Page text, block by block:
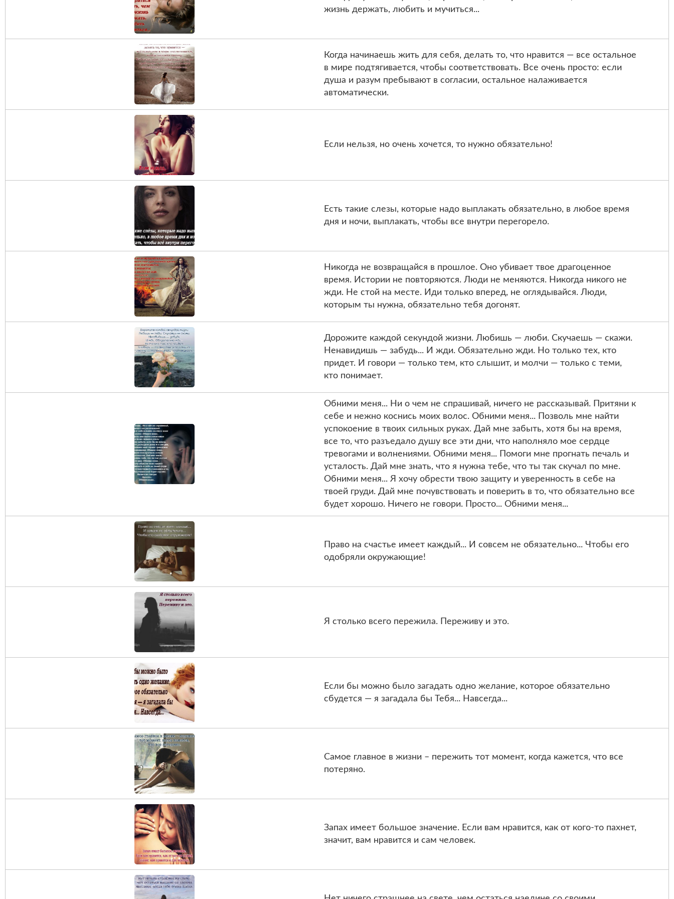
жизнь держать, любить и мучиться...
Когда начинаешь жить для себя, делать то, что нравится — все остальное
в мире подтягивается, чтобы соответствовать. Все очень просто: если
душа и разум пребывают в согласии, остальное налаживается
автоматически.
Если нельзя, но очень хочется, то нужно обязательно!
Есть такие слезы, которые надо выплакать обязательно, в любое время
дня и ночи, выплакать, чтобы все внутри перегорело.
Никогда не возвращайся в прошлое. Оно убивает твое драгоценное
время. Истории не повторяются. Люди не меняются. Никогда никого не
жди. Не стой на месте. Иди только вперед, не оглядывайся. Люди,
которым ты нужна, обязательно тебя догонят.
Дорожите каждой секундой жизни. Любишь — люби. Скучаешь — скажи.
Ненавидишь — забудь... И жди. Обязательно жди. Но только тех, кто
придет. И говори — только тем, кто слышит, и молчи — только с теми,
кто понимает.
Обними меня... Ни о чем не спрашивай, ничего не рассказывай. Притяни к
себе и нежно коснись моих волос. Обними меня... Позволь мне найти
успокоение в твоих сильных руках. Дай мне забыть, хотя бы на время,
все то, что разъедало душу все эти дни, что наполняло мое сердце
тревогами и волнениями. Обними меня... Помоги мне прогнать печаль и
усталость. Дай мне знать, что я нужна тебе, что ты так скучал по мне.
Обними меня... Я хочу обрести твою защиту и уверенность в себе на
твоей груди. Дай мне почувствовать и поверить в то, что обязательно все
будет хорошо. Ничего не говори. Просто... Обними меня...
Право на счастье имеет каждый... И совсем не обязательно... Чтобы его
одобряли окружающие!
Я столько всего пережила. Переживу и это.
Если бы можно было загадать одно желание, которое обязательно
сбудется — я загадала бы Тебя... Навсегда...
Самое главное в жизни – пережить тот момент, когда кажется, что все
потеряно.
Запах имеет большое значение. Если вам нравится, как от кого-то пахнет,
значит, вам нравится и сам человек.